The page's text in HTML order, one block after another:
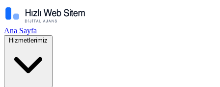
Ana Sayfa
Hizmetlerimiz